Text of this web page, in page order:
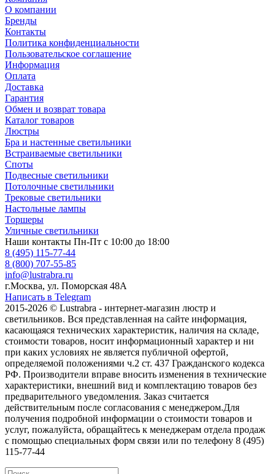
О компании
Бренды
Контакты
Политика конфиденциальности
Пользовательское соглашение
Информация
Оплата
Доставка
Гарантия
Обмен и возврат товара
Каталог товаров
Люстры
Бра и настенные светильники
Встраиваемые светильники
Споты
Подвесные светильники
Потолочные светильники
Трековые светильники
Настольные лампы
Торшеры
Уличные светильники
Наши контакты Пн-Пт с 10:00 до 18:00
8 (495) 115-77-44
8 (800) 707-55-85
info@lustrabra.ru
г.Москва, ул. Поморская 48А
Написать в Telegram
2015-2026 © Lustrabra - интернет-магазин люстр и
светильников. Вся представленная на сайте информация,
касающаяся технических характеристик, наличия на складе,
стоимости товаров, носит информационный характер и ни
при каких условиях не является публичной офертой,
определяемой положениями ч.2 ст. 437 Гражданского кодекса
РФ. Производители вправе вносить изменения в технические
характеристики, внешний вид и комплектацию товаров без
предварительного уведомления. Заказ считается
действительным после согласования с менеджером.Для
получения подробной информации о стоимости товаров и
услуг, пожалуйста, обращайтесь к менеджерам отдела продаж
с помощью специальных форм связи или по телефону 8 (495)
115-77-44